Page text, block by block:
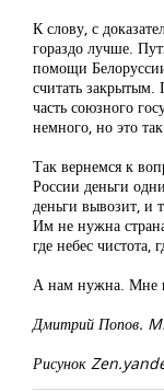
К слову, с
гораздо лучше.
помощи
считать
часть союзного
немного, но это
Так вернемся к
России деньги
деньги вывозит, и
Им не нужна
где небес чистота,
А нам нужна. Мне
Дмитрий Попов.
Рисунок